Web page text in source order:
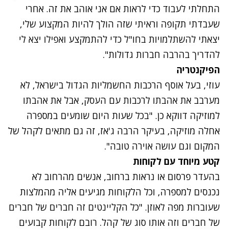
התחלתי לעבוד כדי לראות אם אני אוהב את זה. אחרי
שעבדתי תקופה וראיתי שזה הולך להיות המקצוע שלי,
יצאתי להשתלמויות בחו"ל כדי להתמקצע ואפילו יצא לי
להדריך בהרבה חברות גדולות".
הפיקנטריה
עוזי, בעל אוסף הרכבות החשמליות הגדול בישראל, לא
מערבב את אהבתו לרכבות עם העסק, אבל את אהבתו
למוזיקה דווקא כן. "בכל שעות היום שומעים במספרה
אחלה מוזיקה, בעיקר הרבה ג'אז, זה גם מתאים לקהל של
המקום וגם עושה אוירה טובה".
קטע מיוחד עם לקוחות
בהעדר פרסום או נראות ברחוב, אנשים מהרחוב לא
נכנסים למספרה, וכל הלקוחות מגיעים אליה מהמלצות
שעוברות מפה לאוזן. "כל הקליינטים זה חברים של חברים
של חברים וזה אותו סוג של קהל. רובם לקוחות קבועים